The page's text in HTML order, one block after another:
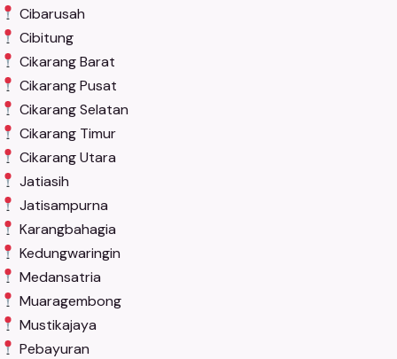
Cibarusah
Cibitung
Cikarang Barat
Cikarang Pusat
Cikarang Selatan
Cikarang Timur
Cikarang Utara
Jatiasih
Jatisampurna
Karangbahagia
Kedungwaringin
Medansatria
Muaragembong
Mustikajaya
Pebayuran